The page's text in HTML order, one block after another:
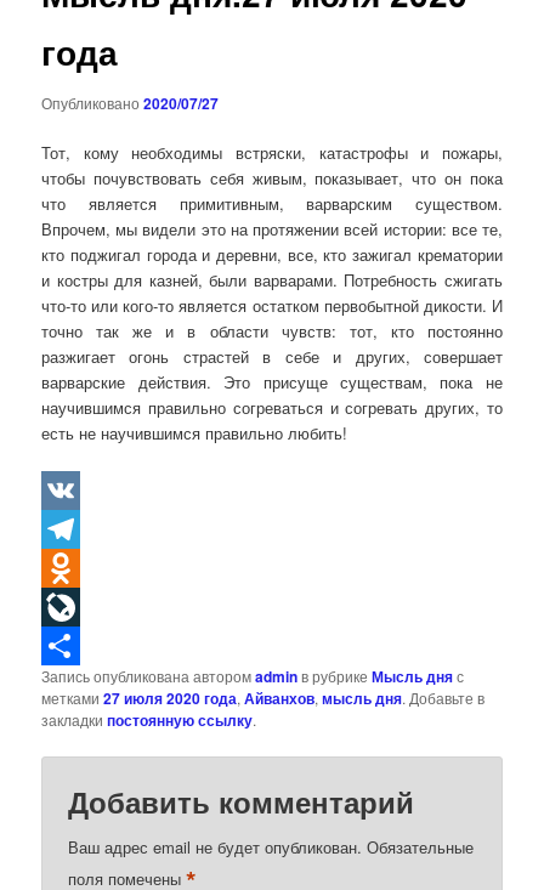
года
Опубликовано2020/07/27
Тот, кому необходимы встряски, катастрофы и пожары,
чтобы почувствовать себя живым, показывает, что он пока
что является примитивным, варварским существом.
Впрочем, мы видели это на протяжении всей истории: все те,
кто поджигал города и деревни, все, кто зажигал крематории
и костры для казней, были варварами. Потребность сжигать
что-то или кого-то является остатком первобытной дикости. И
точно так же и в области чувств: тот, кто постоянно
разжигает огонь страстей в себе и других, совершает
варварские действия. Это присуще существам, пока не
научившимся правильно согреваться и согревать других, то
есть не научившимся правильно любить!
VK
Telegram
Odnoklassniki
LiveJournal
Отправить
Запись опубликована авторомadminв рубрикеМысль дняс
метками27 июля 2020 года,Айванхов,мысль дня. Добавьте в
закладкипостоянную ссылку.
Добавить комментарий
Ваш адрес email не будет опубликован. Обязательные
поля помечены*